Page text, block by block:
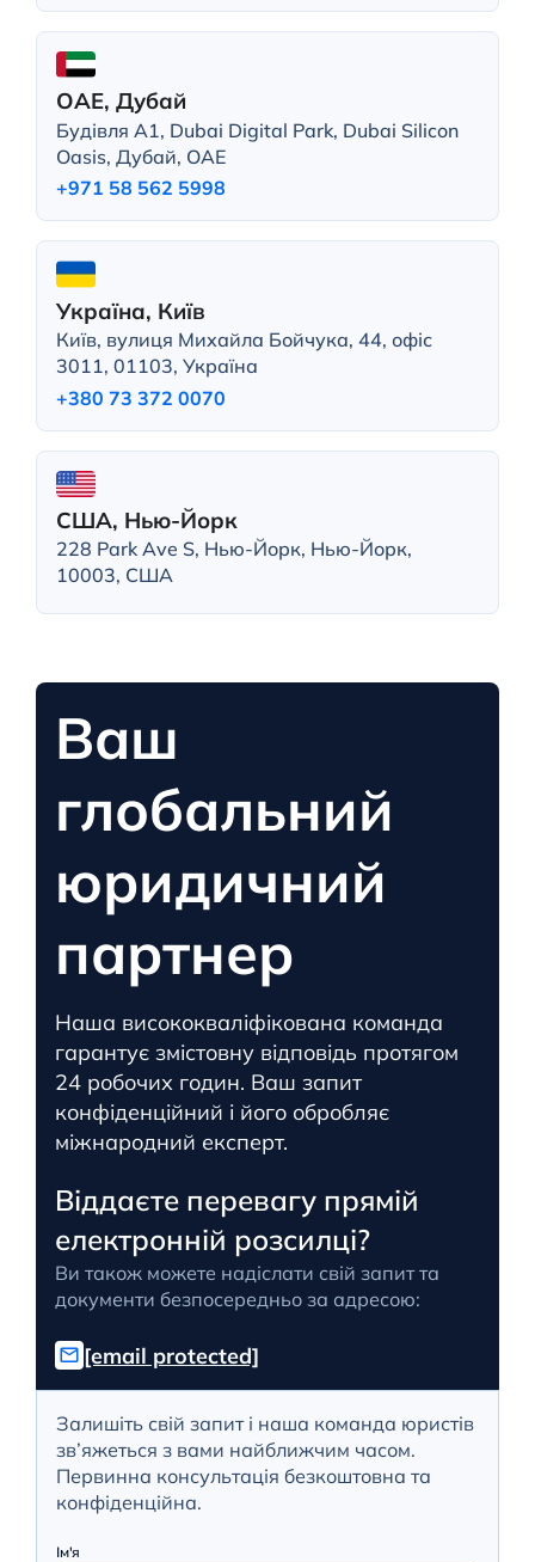
ОАЕ, Дубай
Будівля A1, Dubai Digital Park, Dubai Silicon
Oasis, Дубай, ОАЕ
+971 58 562 5998
Україна, Київ
Київ, вулиця Михайла Бойчука, 44, офіс
3011, 01103, Україна
+380 73 372 0070
США, Нью-Йорк
228 Park Ave S, Нью-Йорк, Нью-Йорк,
10003, США
Ваш
глобальний
юридичний
партнер
Наша висококваліфікована команда
гарантує змістовну відповідь протягом
24 робочих годин. Ваш запит
конфіденційний і його обробляє
міжнародний експерт.
Віддаєте перевагу прямій
електронній розсилці?
Ви також можете надіслати свій запит та
документи безпосередньо за адресою:
[email protected]
Залишіть свій запит і наша команда юристів
зв’яжеться з вами найближчим часом.
Первинна консультація безкоштовна та
конфіденційна.
Ім'я